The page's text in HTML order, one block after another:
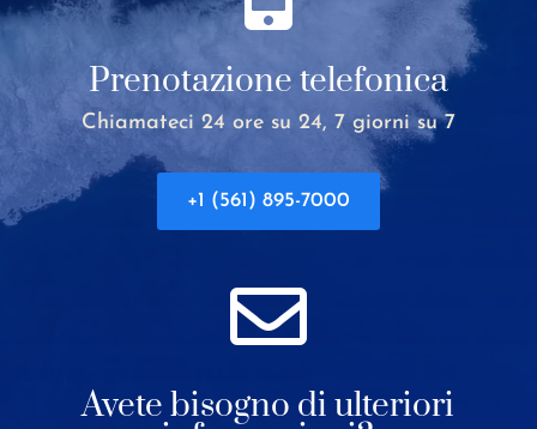
Prenotazione telefonica
Chiamateci 24 ore su 24, 7 giorni su 7
+1 (561) 895-7000

Avete bisogno di ulteriori